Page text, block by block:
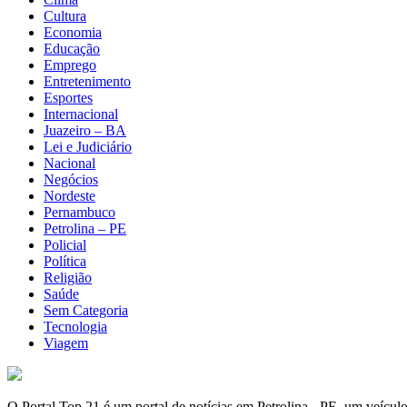
Cultura
Economia
Educação
Emprego
Entretenimento
Esportes
Internacional
Juazeiro – BA
Lei e Judiciário
Nacional
Negócios
Nordeste
Pernambuco
Petrolina – PE
Policial
Política
Religião
Saúde
Sem Categoria
Tecnologia
Viagem